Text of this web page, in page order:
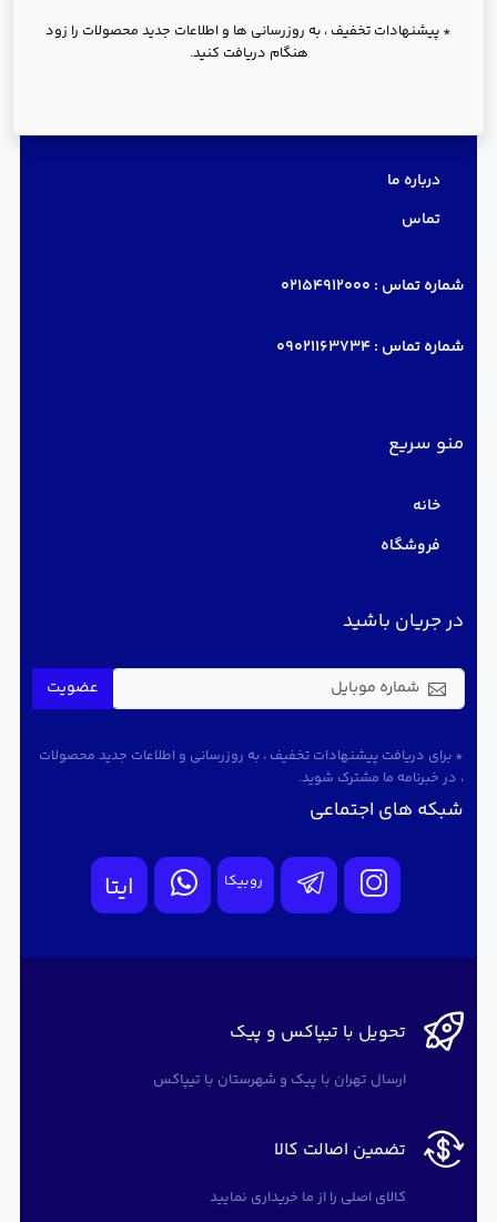
* پیشنهادات تخفیف ، به روزرسانی ها و اطلاعات جدید محصولات را زود
هنگام دریافت کنید.
درباره ما
تماس
شماره تماس : 02154912000
شماره تماس :09021163734
منو سریع
خانه
فروشگاه
در جریان باشید
عضویت
* برای دریافت پیشنهادات تخفیف ، به روزرسانی و اطلاعات جدید محصولات
، در خبرنامه ما مشترک شوید.
شبکه های اجتماعی
روبیکا ایتا
تحویل با تیپاکس و پیک
ارسال تهران با پیک و شهرستان با تیپاکس
تضمین اصالت کالا
کالای اصلی را از ما خریداری نمایید